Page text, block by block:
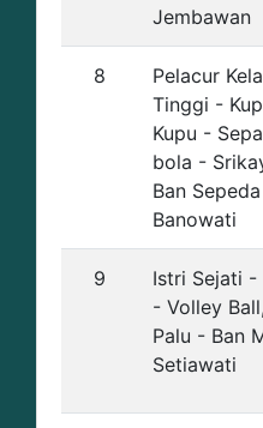
Jembawan
8
Pelacur
Tinggi -
Kupu -
bola -
Ban
Banowati
9
Istri Sejati -
- Volley
Palu - Ban
Setiawati